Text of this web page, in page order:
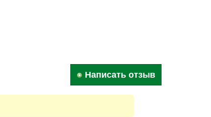
Написать отзыв